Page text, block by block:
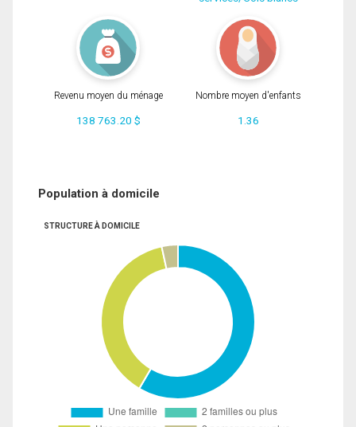
Revenu moyen du ménage
138 763.20 $
Nombre moyen d'enfants
1.36
Population à domicile
STRUCTURE À DOMICILE